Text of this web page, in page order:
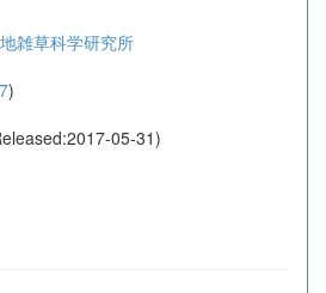
雑草科学研究所
)
05-31)